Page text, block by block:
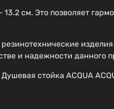
см. Это позволяет
изделия
и надежности данного
стойка ACQUA